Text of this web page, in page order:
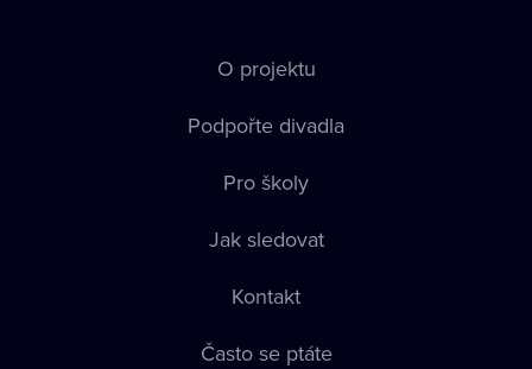
O projektu
Podpořte divadla
Pro školy
Jak sledovat
Kontakt
Často se ptáte